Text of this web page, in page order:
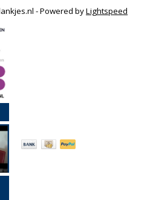
- Powered byLightspeed